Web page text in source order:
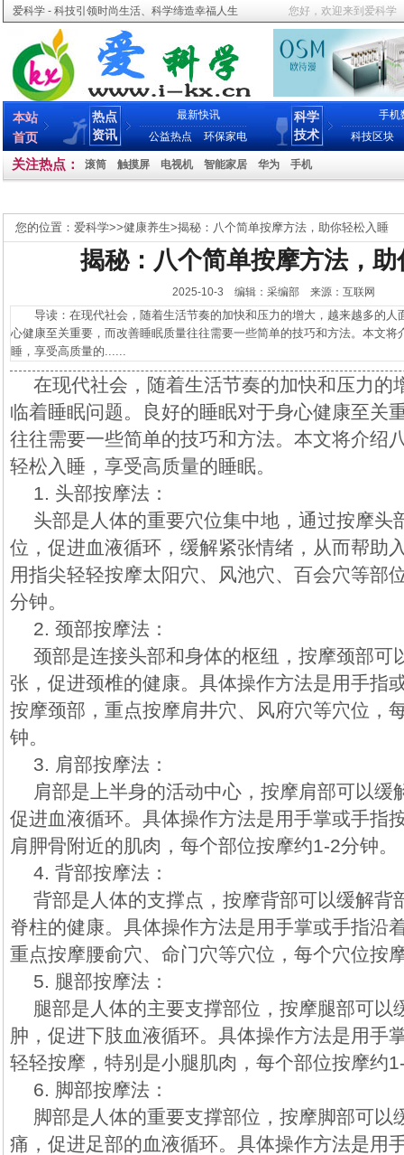
爱科学 - 科技引领时尚生活、科学缔造幸福人生 您好，欢迎来到爱科学
本站
首页
热点
资讯
最新快讯
公益热点
环保家电
科学
技术
手机
科技区块
关注热点： 滚筒 触摸屏 电视机 智能家居 华为 手机
您的位置： 爱科学>>健康养生>揭秘：八个简单按摩方法，助你轻松入睡
揭秘：八个简单按摩方法，
2025-10-3 编辑：采编部 来源：互联网
导读：在现代社会，随着生活节奏的加快和压力的增大，越来越多的人
心健康至关重要，而改善睡眠质量往往需要一些简单的技巧和方法。本文将
睡，享受高质量的......
在现代社会，随着生活节奏的加快和压力的
临着睡眠问题。良好的睡眠对于身心健康至关
往往需要一些简单的技巧和方法。本文将介绍
轻松入睡，享受高质量的睡眠。
1. 头部按摩法：
头部是人体的重要穴位集中地，通过按摩头
位，促进血液循环，缓解紧张情绪，从而帮助
用指尖轻轻按摩太阳穴、风池穴、百会穴等部
分钟。
2. 颈部按摩法：
颈部是连接头部和身体的枢纽，按摩颈部可
张，促进颈椎的健康。具体操作方法是用手指
按摩颈部，重点按摩肩井穴、风府穴等穴位，
钟。
3. 肩部按摩法：
肩部是上半身的活动中心，按摩肩部可以缓
促进血液循环。具体操作方法是用手掌或手指
肩胛骨附近的肌肉，每个部位按摩约1-2分钟。
4. 背部按摩法：
背部是人体的支撑点，按摩背部可以缓解背
脊柱的健康。具体操作方法是用手掌或手指沿
重点按摩腰俞穴、命门穴等穴位，每个穴位按
5. 腿部按摩法：
腿部是人体的主要支撑部位，按摩腿部可以
肿，促进下肢血液循环。具体操作方法是用手
轻轻按摩，特别是小腿肌肉，每个部位按摩约
6. 脚部按摩法：
脚部是人体的重要支撑部位，按摩脚部可以
痛，促进足部的血液循环。具体操作方法是用